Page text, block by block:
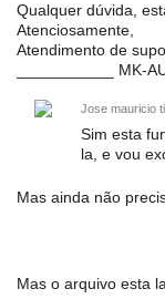
Qualquer dúvida,
Atenciosamente,
Atendimento de
___________ MK-
Jose mauricio
Sim esta
la, e vou
Mas ainda não
Mas o arquivo esta